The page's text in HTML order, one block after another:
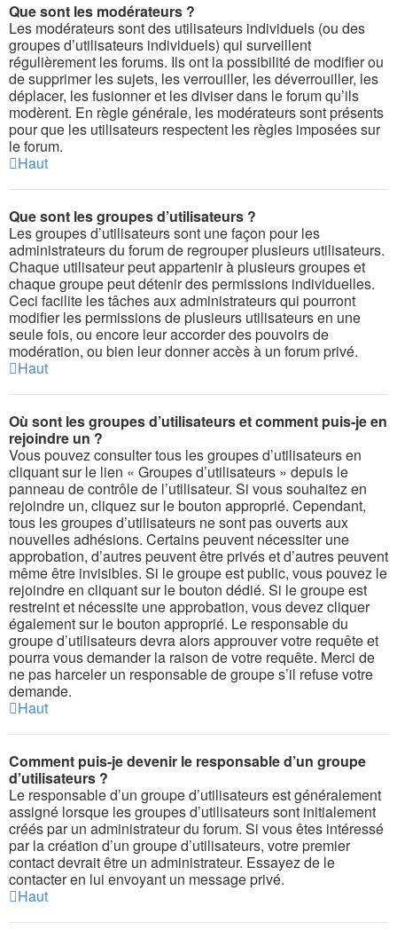
Que sont les modérateurs ?
Les modérateurs sont des utilisateurs individuels (ou des
groupes d’utilisateurs individuels) qui surveillent
régulièrement les forums. Ils ont la possibilité de modifier ou
de supprimer les sujets, les verrouiller, les déverrouiller, les
déplacer, les fusionner et les diviser dans le forum qu’ils
modèrent. En règle générale, les modérateurs sont présents
pour que les utilisateurs respectent les règles imposées sur
le forum.
Haut
Que sont les groupes d’utilisateurs ?
Les groupes d’utilisateurs sont une façon pour les
administrateurs du forum de regrouper plusieurs utilisateurs.
Chaque utilisateur peut appartenir à plusieurs groupes et
chaque groupe peut détenir des permissions individuelles.
Ceci facilite les tâches aux administrateurs qui pourront
modifier les permissions de plusieurs utilisateurs en une
seule fois, ou encore leur accorder des pouvoirs de
modération, ou bien leur donner accès à un forum privé.
Haut
Où sont les groupes d’utilisateurs et comment puis-je en
rejoindre un ?
Vous pouvez consulter tous les groupes d’utilisateurs en
cliquant sur le lien « Groupes d’utilisateurs » depuis le
panneau de contrôle de l’utilisateur. Si vous souhaitez en
rejoindre un, cliquez sur le bouton approprié. Cependant,
tous les groupes d’utilisateurs ne sont pas ouverts aux
nouvelles adhésions. Certains peuvent nécessiter une
approbation, d’autres peuvent être privés et d’autres peuvent
même être invisibles. Si le groupe est public, vous pouvez le
rejoindre en cliquant sur le bouton dédié. Si le groupe est
restreint et nécessite une approbation, vous devez cliquer
également sur le bouton approprié. Le responsable du
groupe d’utilisateurs devra alors approuver votre requête et
pourra vous demander la raison de votre requête. Merci de
ne pas harceler un responsable de groupe s’il refuse votre
demande.
Haut
Comment puis-je devenir le responsable d’un groupe
d’utilisateurs ?
Le responsable d’un groupe d’utilisateurs est généralement
assigné lorsque les groupes d’utilisateurs sont initialement
créés par un administrateur du forum. Si vous êtes intéressé
par la création d’un groupe d’utilisateurs, votre premier
contact devrait être un administrateur. Essayez de le
contacter en lui envoyant un message privé.
Haut